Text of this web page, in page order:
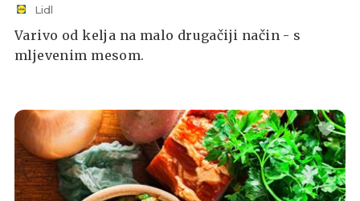
Lidl
Varivo od kelja na malo drugačiji način - s
mljevenim mesom.